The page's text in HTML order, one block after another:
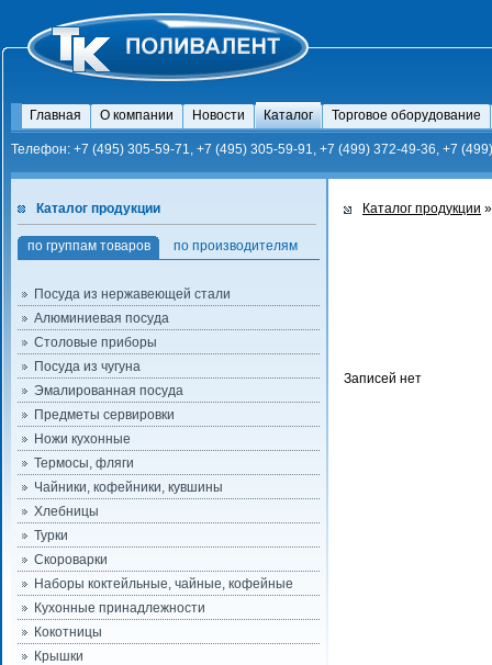
Главная О компании Новости Каталог Торговое оборудование
Телефон: +7 (495) 305-59-71, +7 (495) 305-59-91, +7 (499) 372-49-36, +7
Каталог продукции
по группам товаров по производителям
Посуда из нержавеющей стали
Алюминиевая посуда
Столовые приборы
Посуда из чугуна
Эмалированная посуда
Предметы сервировки
Ножи кухонные
Термосы, фляги
Чайники, кофейники, кувшины
Хлебницы
Турки
Скороварки
Наборы коктейльные, чайные, кофейные
Кухонные принадлежности
Кокотницы
Крышки
Каталог продукции
Записей нет